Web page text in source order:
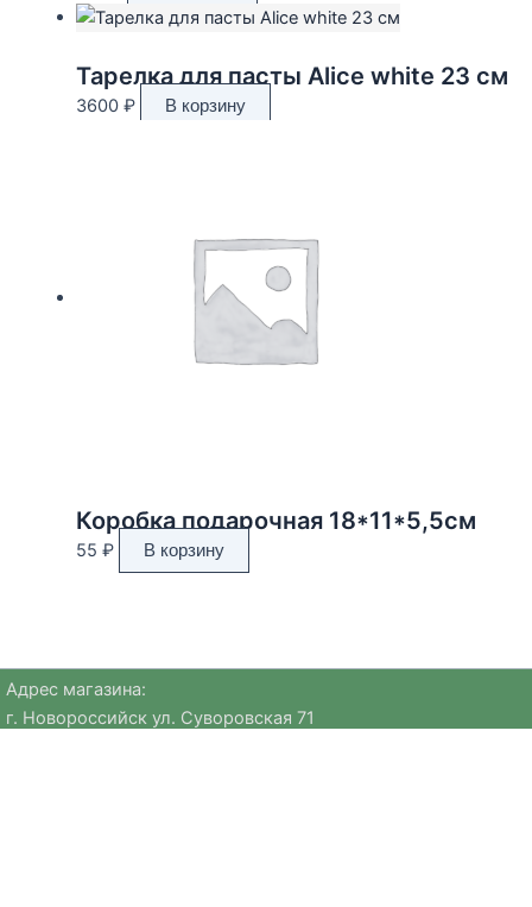
Тарелка для пасты Alice white 23 см
3600 ₽ В корзину
Коробка подарочная 18*11*5,5см
55 ₽ В корзину
Адрес магазина:
г. Новороссийск ул. Суворовская 71